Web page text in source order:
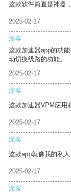
这款软件简直是神器
2025-02-17
游客
这款加速器app的功
动切换线路的功能。
2025-02-17
游客
这款加速器VPM应用
2025-02-17
游客
这款app就像我的私
2025-02-17
游客